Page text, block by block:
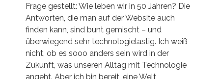
Frage gestellt: Wie leben wir in 50 Jahren? Die
Antworten, die man auf der Website auch
finden kann, sind bunt gemischt – und
überwiegend sehr technologielastig. Ich weiß
nicht, ob es sooo anders sein wird in der
Zukunft, was unseren Alltag mit Technologie
angeht. Aber ich bin bereit, eine Welt